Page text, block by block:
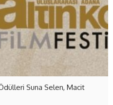
Suna Selen, Macit